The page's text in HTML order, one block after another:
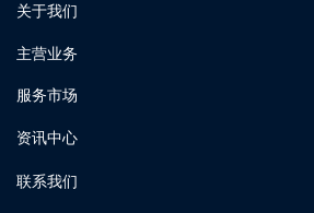
关于我们
主营业务
服务市场
资讯中心
联系我们